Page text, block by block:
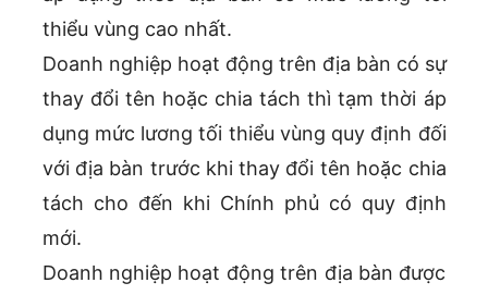
thiểu vùng cao nhất.
Doanh nghiệp hoạt động trên địa bàn có sự
thay đổi tên hoặc chia tách thì tạm thời áp
dụng mức lương tối thiểu vùng quy định đối
với địa bàn trước khi thay đổi tên hoặc chia
tách cho đến khi Chính phủ có quy định
mới.
Doanh nghiệp hoạt động trên địa bàn được